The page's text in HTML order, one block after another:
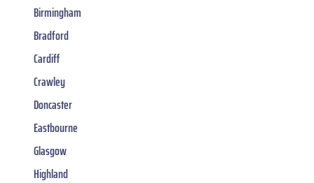
Birmingham
Bradford
Cardiff
Crawley
Doncaster
Eastbourne
Glasgow
Highland